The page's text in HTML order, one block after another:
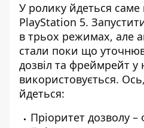
У ролику йдеться саме
PlayStation 5.
в трьох режимах, але
стали поки що
дозвіл та фреймрейт у
використовується.
йдеться:
Пріоритет дозволу